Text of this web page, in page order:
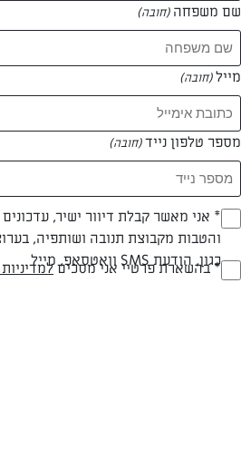
1 מתכונים
עוגת באסקית עם גבינת נפוליאון
שם משפחה (חובה)
מייל(חובה)
מספר טלפון נייד(חובה)
Opt_In
(חובה)
* אני מאשר קבלת דיוור ישיר,
והטבות מקבוצת תנובה ושותפיה,
כגון, הודעת SMS וואטסאפ, מייל
RegulationsApproved
* בהשארת פרטיי אני מסכים